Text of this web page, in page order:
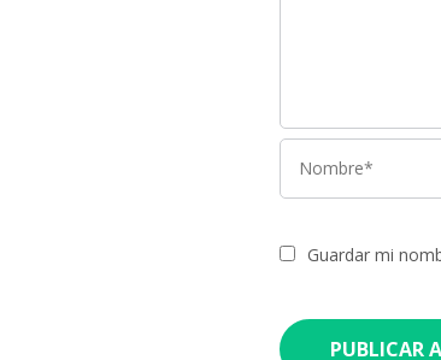
Guardar mi